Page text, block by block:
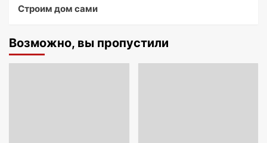
Строим дом сами
Возможно, вы пропустили